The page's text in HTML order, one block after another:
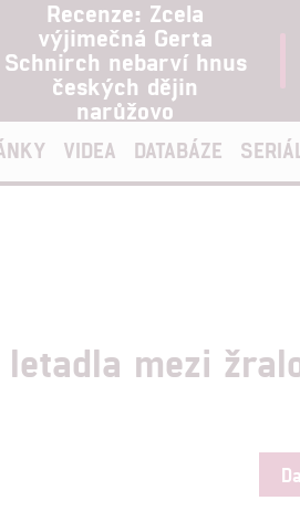
Recenze: Zcela
výjimečná Gerta
Schnirch nebarví hnus
českých dějin
narůžovo
VIDEA DATABÁZE
letadla mezi